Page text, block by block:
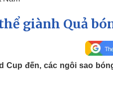
báo thời tiết
dục
ấn VOV
sự - Quốc phòng
Thể
giành Quả
Cup đến, các ngôi sao